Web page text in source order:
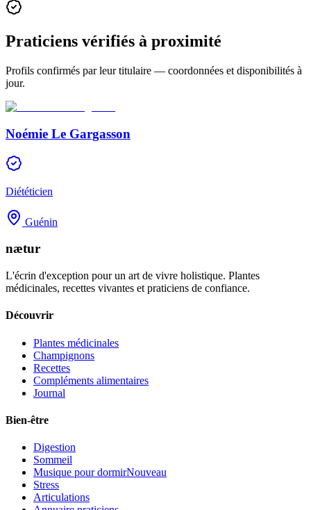
Praticiens vérifiés à proximité
Profils confirmés par leur titulaire — coordonnées et disponibilités à
jour.
Noémie Le Gargasson
Diététicien
Guénin
nætur
L'écrin d'exception pour un art de vivre holistique. Plantes
médicinales, recettes vivantes et praticiens de confiance.
Découvrir
Plantes médicinales
Champignons
Recettes
Compléments alimentaires
Journal
Bien-être
Digestion
Sommeil
Musique pour dormirNouveau
Stress
Articulations